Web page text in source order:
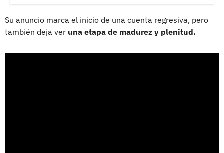
Su anuncio marca el inicio de una cuenta regresiva, pero
también deja ver una etapa de madurez y plenitud.